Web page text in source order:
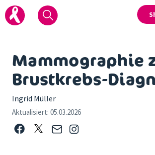
Mammographie
Brustkrebs-
Ingrid Müller
Aktualisiert: 05.03.2026